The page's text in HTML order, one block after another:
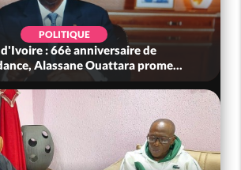
POLITIQUE
: 66è anniversaire de
Alassane Ouattara prome...